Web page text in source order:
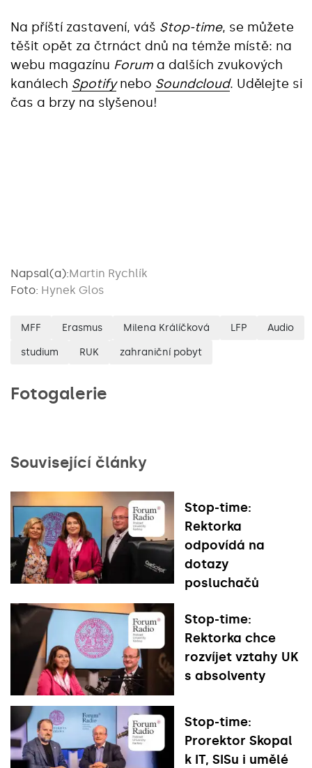
Na příští zastavení, váš Stop-time, se můžete
těšit opět za čtrnáct dnů na témže místě: na
webu magazínu Forum a dalších zvukových
kanálech Spotifynebo Soundcloud. Udělejte si
čas a brzy na slyšenou!
Napsal(a):Martin Rychlík
Foto: Hynek Glos
MFF Erasmus Milena Králíčková LFP Audio
studium RUK zahraniční pobyt
Fotogalerie
Související články
Stop-time:
Rektorka
odpovídá na
dotazy
posluchačů
Stop-time:
Rektorka chce
rozvíjet vztahy UK
s absolventy
Stop-time:
Prorektor Skopal
k IT, SISu i umělé